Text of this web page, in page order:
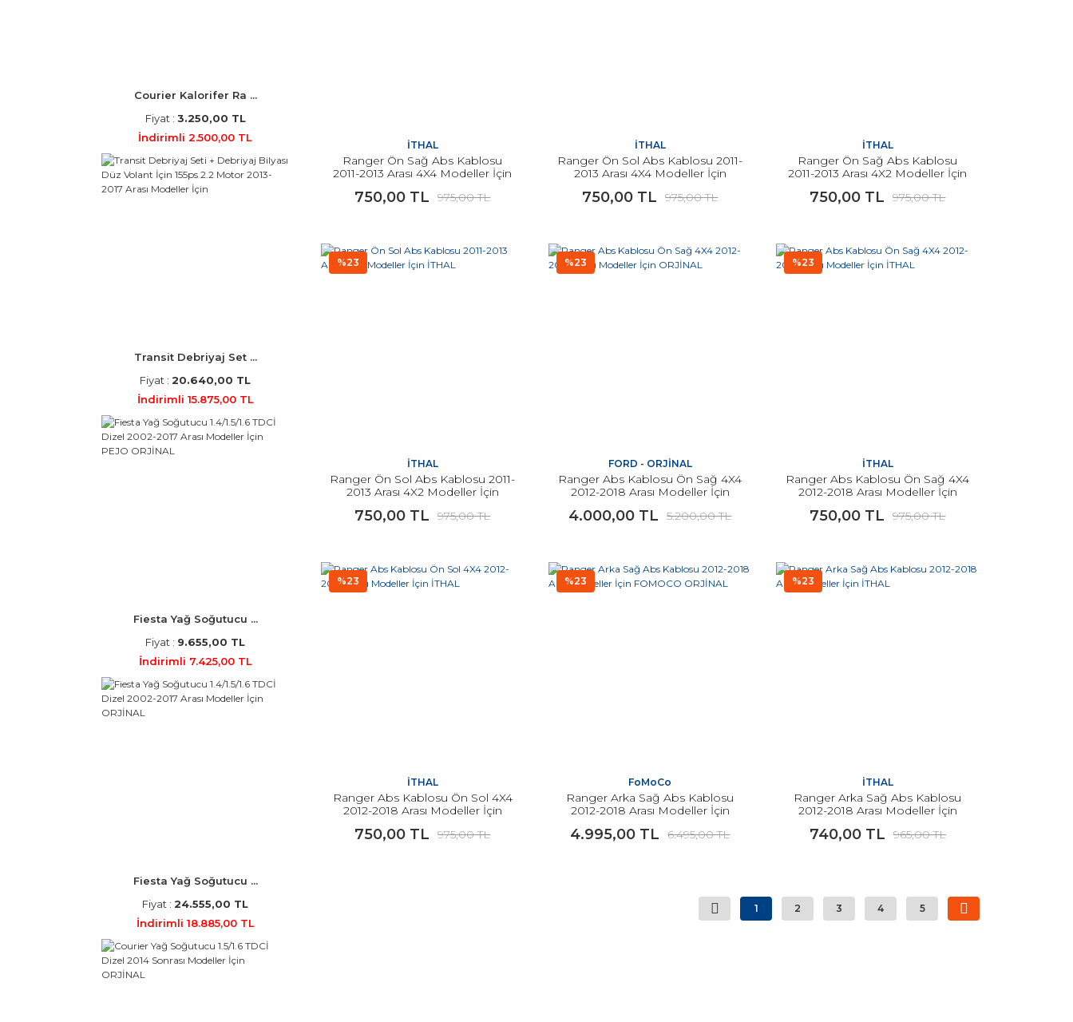
Courier Kalorifer Ra ...
Fiyat : 3.250,00 TL
İndirimli 2.500,00 TL
Transit Debriyaj Set ...
Fiyat : 20.640,00 TL
İndirimli 15.875,00 TL
Fiesta Yağ Soğutucu ...
Fiyat : 9.655,00 TL
İndirimli 7.425,00 TL
Fiesta Yağ Soğutucu ...
Fiyat : 24.555,00 TL
İndirimli 18.885,00 TL
İTHAL
Ranger Ön Sağ Abs Kablosu
2011-2013 Arası 4X4 Modeller İçin
750,00 TL 975,00 TL
İTHAL
Ranger Ön Sol Abs Kablosu 2011-
2013 Arası 4X4 Modeller İçin
750,00 TL 975,00 TL
İTHAL
Ranger Ön Sağ Abs Kablosu
2011-2013 Arası 4X2 Modeller İçin
750,00 TL 975,00 TL
%23
İTHAL
Ranger Ön Sol Abs Kablosu 2011-
2013 Arası 4X2 Modeller İçin
750,00 TL 975,00 TL
%23
FORD - ORJİNAL
Ranger Abs Kablosu Ön Sağ 4X4
2012-2018 Arası Modeller İçin
4.000,00 TL 5.200,00 TL
%23
İTHAL
Ranger Abs Kablosu Ön Sağ 4X4
2012-2018 Arası Modeller İçin
750,00 TL 975,00 TL
%23
İTHAL
Ranger Abs Kablosu Ön Sol 4X4
2012-2018 Arası Modeller İçin
750,00 TL 975,00 TL
%23
FoMoCo
Ranger Arka Sağ Abs Kablosu
2012-2018 Arası Modeller İçin
4.995,00 TL 6.495,00 TL
%23
İTHAL
Ranger Arka Sağ Abs Kablosu
2012-2018 Arası Modeller İçin
740,00 TL 965,00 TL
1 2 3 4 5